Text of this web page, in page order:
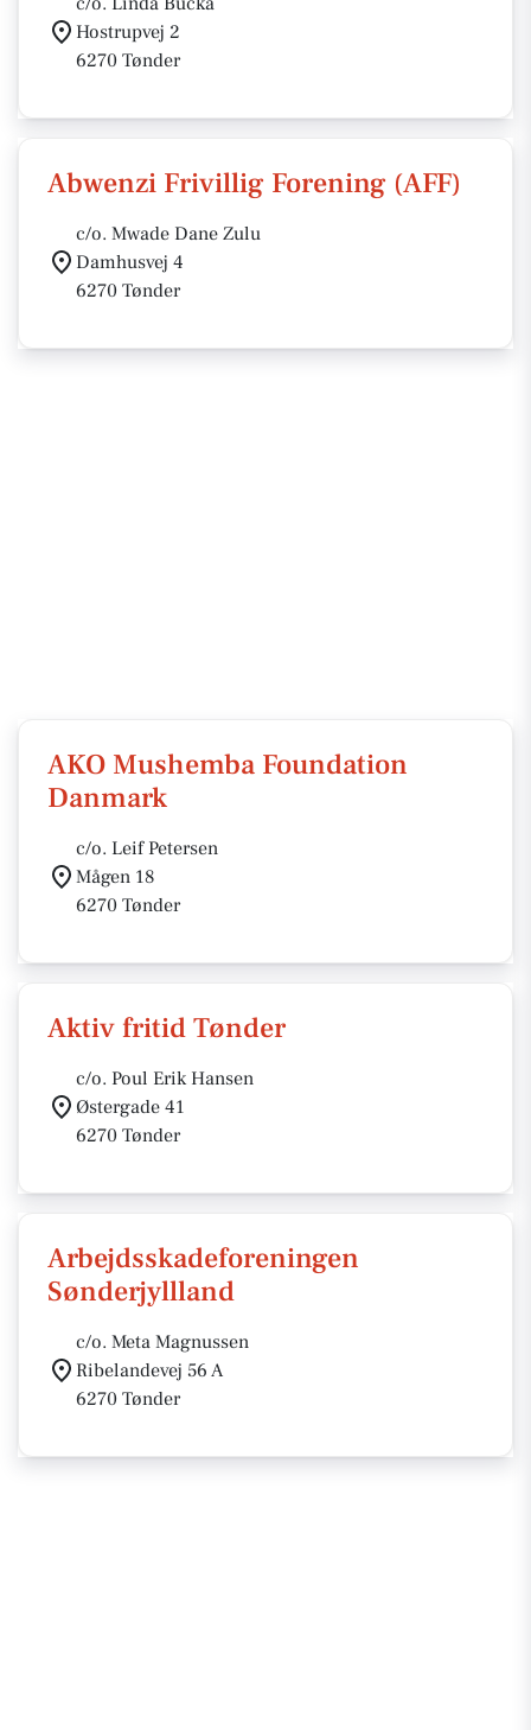
Hostrupvej 2
6270 Tønder
Abwenzi Frivillig Forening (AFF)
c/o. Mwade Dane Zulu
Damhusvej 4
6270 Tønder
AKO Mushemba Foundation
Danmark
c/o. Leif Petersen
Mågen 18
6270 Tønder
Aktiv fritid Tønder
c/o. Poul Erik Hansen
Østergade 41
6270 Tønder
Arbejdsskadeforeningen
Sønderjyllland
c/o. Meta Magnussen
Ribelandevej 56 A
6270 Tønder